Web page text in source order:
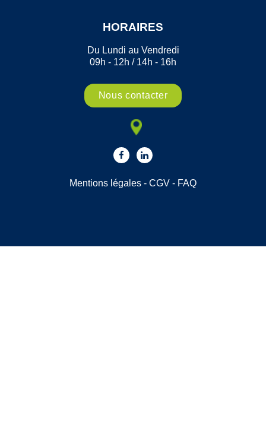
HORAIRES
Du Lundi au Vendredi
09h - 12h / 14h - 16h
Nous contacter
Mentions légales - CGV - FAQ